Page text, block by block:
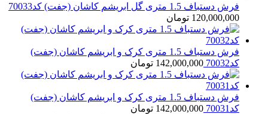
فرش دستباف 1.5 متری گل ابریشم کاشان (جفت) کد70033
120,000,000 تومان
فرش دستباف 1.5 متری کرک و ابریشم کاشان (جفت)
کد70032
142,000,000 تومان
فرش دستباف 1.5 متری کرک و ابریشم کاشان (جفت)
کد70031
142,000,000 تومان